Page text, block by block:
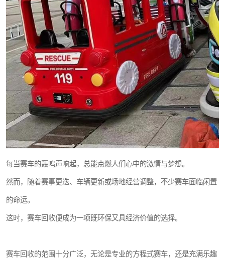
每当赛车的轰鸣声响起，总能点燃人们心中的激情与梦想。
然而，随着赛事更迭、车辆更新或场地经营调整，不少赛车面临闲置
的命运。
这时，赛车回收便成为一项既环保又具经济价值的选择。
赛车回收的范围十分广泛，无论是专业的方程式赛车，还是充满乐趣